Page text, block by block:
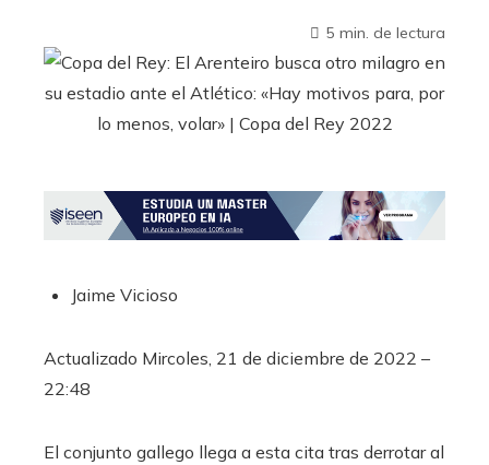
5 min. de lectura
Jaime Vicioso
Actualizado Mircoles, 21 de diciembre de 2022 –
22:48
El conjunto gallego llega a esta cita tras derrotar al